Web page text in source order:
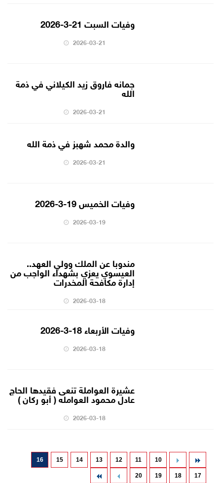
وفيات السبت 21-3-2026
2026-03-21
جمانه فاروق زيد الكيلاني في ذمة
الله
2026-03-21
والدة محمد شهبز في ذمة الله
2026-03-21
وفيات الخميس 19-3-2026
2026-03-19
مندوبا عن الملك وولي العهد..
العيسوي يعزي بشهداء الواجب من
إدارة مكافحة المخدرات
2026-03-18
وفيات الأربعاء 18-3-2026
2026-03-18
عشيرة العواملة تنعى فقيدها الحاج
عادل محمود العوامله ( أبو ركان )
2026-03-18
10
11
12
13
14
15
16
17
18
19
20